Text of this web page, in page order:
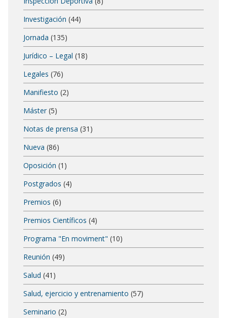
Investigación (44)
Jornada (135)
Jurídico – Legal (18)
Legales (76)
Manifiesto (2)
Máster (5)
Notas de prensa (31)
Nueva (86)
Oposición (1)
Postgrados (4)
Premios (6)
Premios Científicos (4)
Programa "En moviment" (10)
Reunión (49)
Salud (41)
Salud, ejercicio y entrenamiento (57)
Seminario (2)